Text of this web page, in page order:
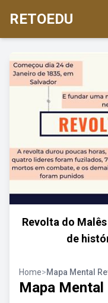
RETOEDU
Revolta do
de
Home>Mapa Mental
Mapa